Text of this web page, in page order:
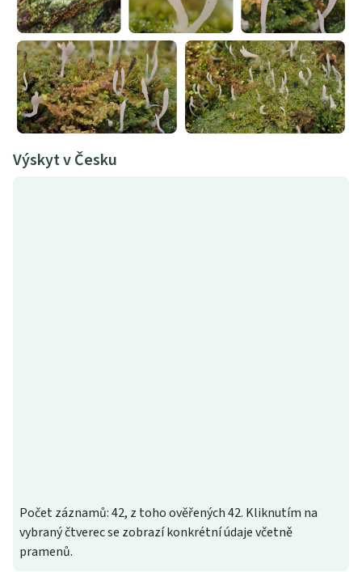
Výskyt v Česku
Počet záznamů: 42, z toho ověřených 42. Kliknutím na
vybraný čtverec se zobrazí konkrétní údaje včetně
pramenů.